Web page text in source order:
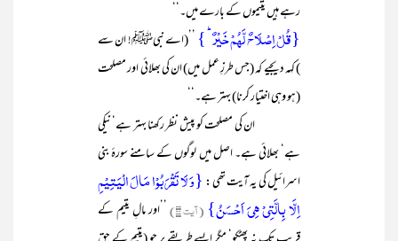
رہے ہیں یتیموں کے بارے میں۔‘‘
{قُلۡ اِصۡلَاحٌ لَّہُمۡ خَیۡرٌ ؕ } ’’(اے نبیﷺ! ان سے
) کہہ دیجیے کہ (جس طرزِ عمل میں) ان کی بھلائی اور مصلحت
(ہو وہی اختیار کرنا) بہتر ہے۔‘‘
ان کی مصلحت کو پیش نظر رکھنا بہتر ہے‘ نیکی
ہے‘ بھلائی ہے۔ اصل میں لوگوں کے سامنے سورۂ بنی
اسرائیل کی یہ آیت تھی :{وَ لَا تَقۡرَبُوۡا مَالَ الۡیَتِیۡمِ
اِلَّا بِالَّتِیۡ ہِیَ اَحۡسَنُ}(آیت ۳۴)
’’اور مالِ یتیم کے